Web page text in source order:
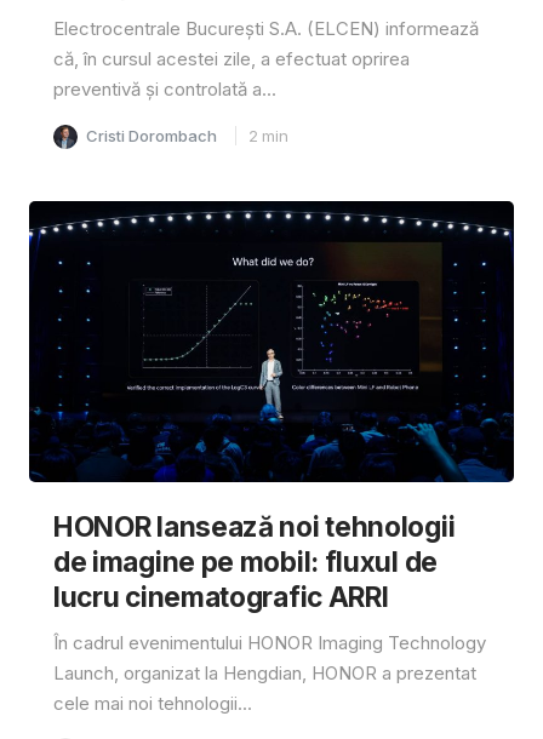
Electrocentrale București S.A. (ELCEN) informează
că, în cursul acestei zile, a efectuat oprirea
preventivă și controlată a...
Cristi Dorombach 2 min
HONOR lansează noi tehnologii
de imagine pe mobil: fluxul de
lucru cinematografic ARRI
În cadrul evenimentului HONOR Imaging Technology
Launch, organizat la Hengdian, HONOR a prezentat
cele mai noi tehnologii...